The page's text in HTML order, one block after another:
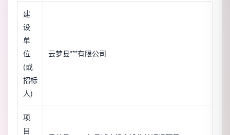
建
设
单
位
(或
招标
人)
云梦县***有限公司
项
目